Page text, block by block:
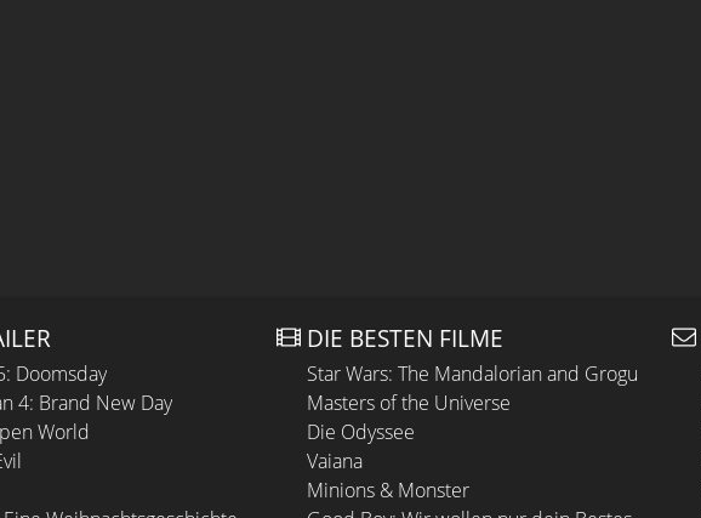
Doomsday
4: Brand New Day
World
DIE BESTEN FILME
Star Wars: The Mandalorian and Grogu
Masters of the Universe
Die Odyssee
Vaiana
Minions & Monster